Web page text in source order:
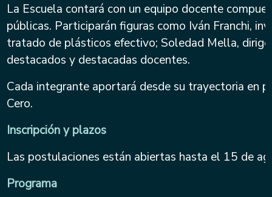
La Escuela contará con un equipo docente
públicas. Participarán figuras como Iván Franchi,
tratado de plásticos efectivo; Soledad Mella,
destacados y destacadas docentes.
Cada integrante aportará desde su trayectoria en
Cero.
Inscripción y plazos
Las postulaciones están abiertas hasta el 15 de
Programa